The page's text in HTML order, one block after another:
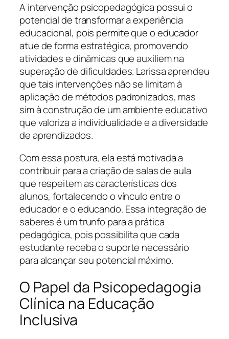
A intervenção psicopedagógica possui o
potencial de transformar a experiência
educacional, pois permite que o educador
atue de forma estratégica, promovendo
atividades e dinâmicas que auxiliem na
superação de dificuldades. Larissa aprendeu
que tais intervenções não se limitam à
aplicação de métodos padronizados, mas
sim à construção de um ambiente educativo
que valoriza a individualidade e a diversidade
de aprendizados.
Com essa postura, ela está motivada a
contribuir para a criação de salas de aula
que respeitem as características dos
alunos, fortalecendo o vínculo entre o
educador e o educando. Essa integração de
saberes é um trunfo para a prática
pedagógica, pois possibilita que cada
estudante receba o suporte necessário
para alcançar seu potencial máximo.
O Papel da Psicopedagogia
Clínica na Educação
Inclusiva